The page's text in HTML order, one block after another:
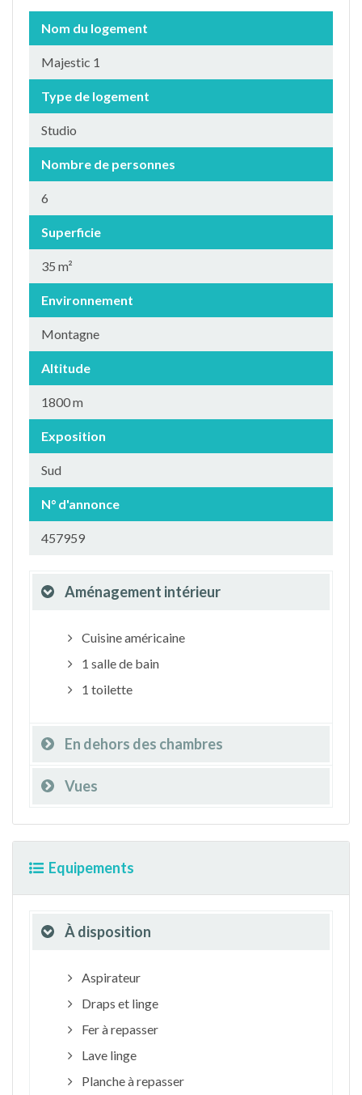
Nom du logement
Majestic 1
Type de logement
Studio
Nombre de personnes
6
Superficie
35 m²
Environnement
Montagne
Altitude
1800 m
Exposition
Sud
N° d'annonce
457959
Aménagement intérieur
Cuisine américaine
1 salle de bain
1 toilette
En dehors des chambres
Vues
Equipements
À disposition
Aspirateur
Draps et linge
Fer à repasser
Lave linge
Planche à repasser